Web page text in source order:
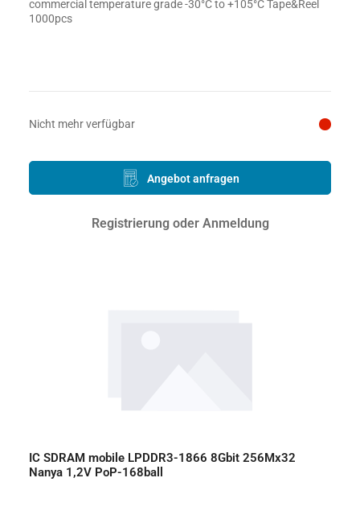
commercial temperature grade -30°C to +105°C Tape&Reel
1000pcs
Preis auf Anfrage
Nicht mehr verfügbar
Angebot anfragen
Registrierung oder Anmeldung
IC SDRAM mobile LPDDR3-1866 8Gbit 256Mx32
Nanya 1,2V PoP-168ball